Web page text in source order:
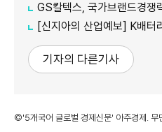
GS칼텍스, 국가브랜드경쟁
[신지아의 산업예보] K배터리 3사, 국내
기자의 다른기사
©'5개국어 글로벌 경제신문' 아주경제. 무